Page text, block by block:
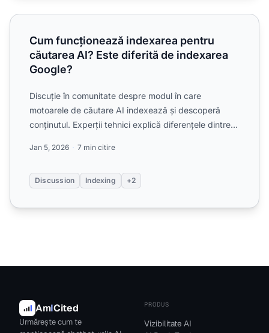
Cum funcționează indexarea pentru căutarea AI? Este
Cum funcționează indexarea pentru
căutarea AI? Este diferită de indexarea
Google?
Discuție în comunitate despre modul în care
motoarele de căutare AI indexează și descoperă
conținutul. Experții tehnici explică diferențele dintre
Jan 5, 2026 7 min citire
Discussion Indexing +2
AmICited
Urmărește cum te
PRODUS
Vizibilitate AI